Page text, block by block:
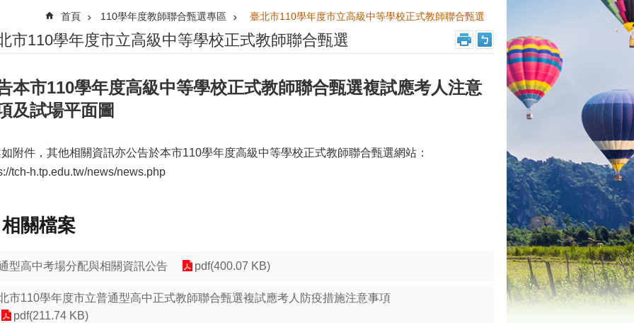
首頁 110學年度教師聯合甄選專區 臺北市110學年度市立高級中等學校正式教師聯合甄選
市110學年度市立高級中等學校正式教師聯合甄選
本市110學年度高級中等學校正式教師聯合甄選複試應考人注意
及試場平面圖
附件，其他相關資訊亦公告於本市110學年度高級中等學校正式教師聯合甄選網站：
tch-h.tp.edu.tw/news/news.php
相關檔案
型高中考場分配與相關資訊公告 pdf(400.07 KB)
市110學年度市立普通型高中正式教師聯合甄選複試應考人防疫措施注意事項
pdf(211.74 KB)